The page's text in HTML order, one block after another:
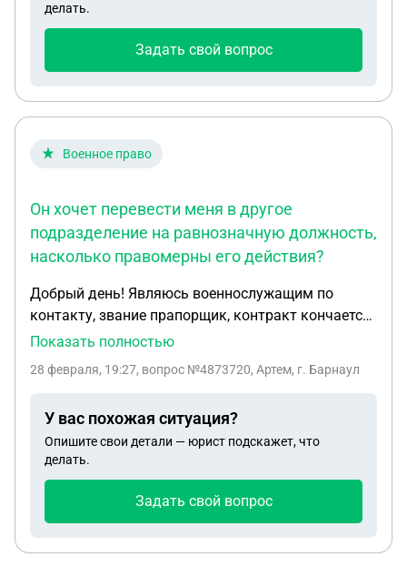
делать.
Задать свой вопрос
Военное право
Он хочет перевести меня в другое
подразделение на равнозначную должность,
насколько правомерны его действия?
Добрый день! Являюсь военнослужащим по
контакту, звание прапорщик, контракт кончается
28.08.2026года, рапорт на увольнение написан .
начальником. Он хочет перевести меня в другое
насколько правомерны его действия?
Показать полностью
28 февраля, 19:27, вопрос №4873720, Артем, г. Барнаул
У вас похожая ситуация?
Опишите свои детали — юрист подскажет, что
делать.
Задать свой вопрос